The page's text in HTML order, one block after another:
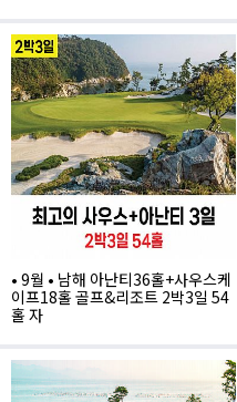
832,000
• 9월 • 남해 아난티36홀+사우스케
이프18홀 골프&리조트 2박3일 54
홀 자
1,207,000